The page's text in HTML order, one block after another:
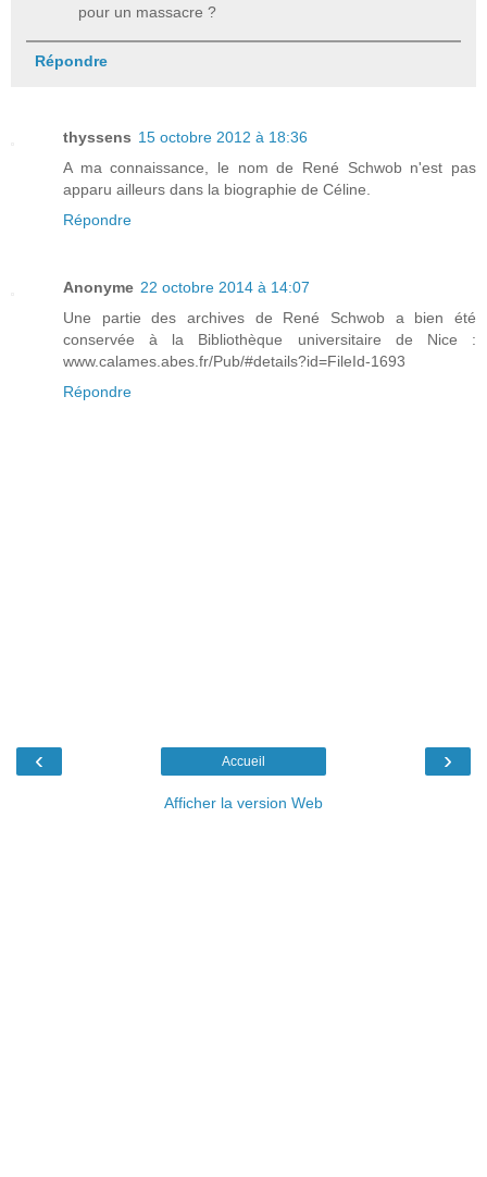
pour un massacre ?
Répondre
thyssens 15 octobre 2012 à 18:36
A ma connaissance, le nom de René Schwob n'est pas
apparu ailleurs dans la biographie de Céline.
Répondre
Anonyme 22 octobre 2014 à 14:07
Une partie des archives de René Schwob a bien été
conservée à la Bibliothèque universitaire de Nice :
www.calames.abes.fr/Pub/#details?id=FileId-1693
Répondre
‹ ›
Accueil
Afficher la version Web